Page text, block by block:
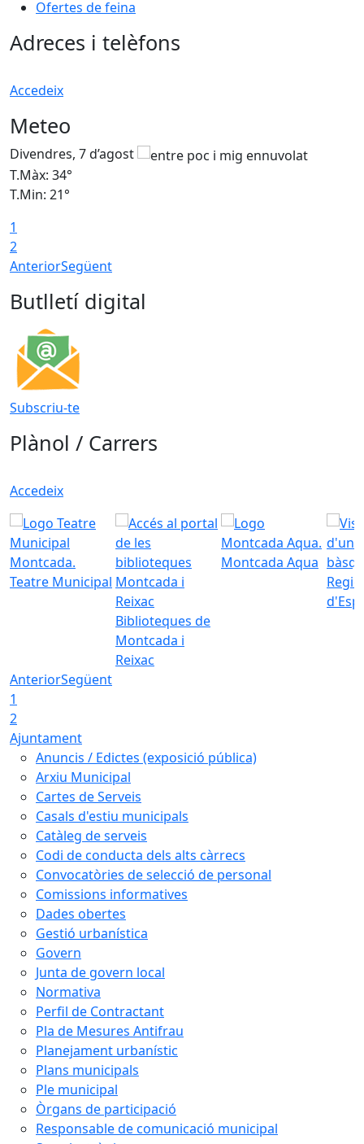
Ofertes de feina
Adreces i telèfons
Accedeix
Meteo
Divendres, 7 d’agost
T.Màx: 34°
T.Min: 21°
1
2
AnteriorSegüent
Butlletí digital
Subscriu-te
Plànol / Carrers
Accedeix
Teatre Municipal
Biblioteques de
Montcada i
Reixac
Montcada Aqua
AnteriorSegüent
1
2
Ajuntament
Anuncis / Edictes (exposició pública)
Arxiu Municipal
Cartes de Serveis
Casals d'estiu municipals
Catàleg de serveis
Codi de conducta dels alts càrrecs
Convocatòries de selecció de personal
Comissions informatives
Dades obertes
Gestió urbanística
Govern
Junta de govern local
Normativa
Perfil de Contractant
Pla de Mesures Antifrau
Planejament urbanístic
Plans municipals
Ple municipal
Òrgans de participació
Responsable de comunicació municipal